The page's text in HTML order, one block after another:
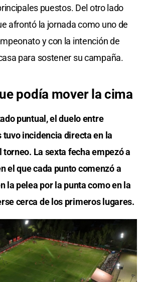
puestos. Del otro lado
afrontó la jornada como uno de
y con la intención de
para sostener su campaña.
podía mover la cima
puntual, el duelo entre
tuvo incidencia directa en la
La sexta fecha empezó a
el que cada punto comenzó a
la pelea por la punta como en la
cerca de los primeros lugares.